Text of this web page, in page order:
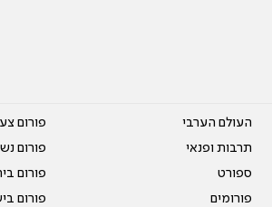
העולם הערבי
תרבות ופנאי
ספורט
פורומים
פורום
פורום
פורום
פורום